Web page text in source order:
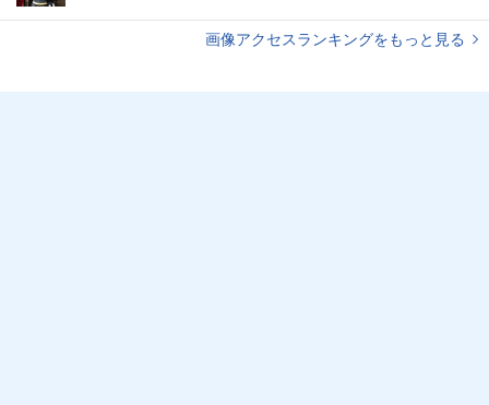
画像アクセスランキングをもっと見る